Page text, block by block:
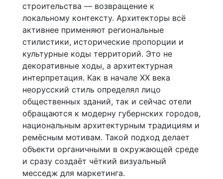
строительства — возвращение к
локальному контексту. Архитекторы всё
активнее применяют региональные
стилистики, исторические пропорции и
культурные коды территорий. Это не
декоративные ходы, а архитектурная
интерпретация. Как в начале XX века
неорусский стиль определял лицо
общественных зданий, так и сейчас отели
обращаются к модерну губернских городов,
национальным архитектурным традициям и
ремёсным мотивам. Такой подход делает
объекти органичными в окружающей среде
и сразу создаёт чёткий визуальный
месседж для маркетинга.